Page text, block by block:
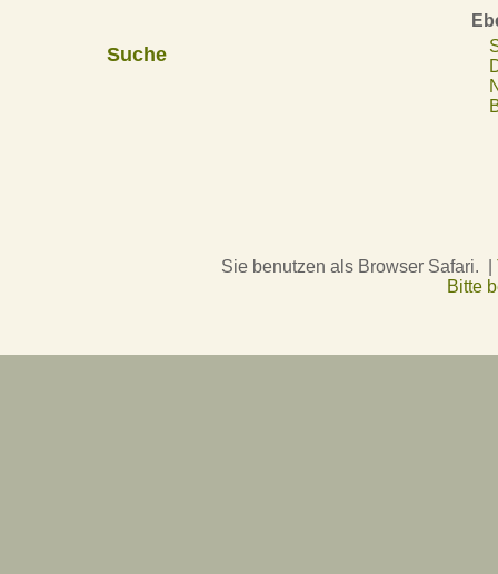
Suche
Sie benutzen als Browser Safari. |
Bitte